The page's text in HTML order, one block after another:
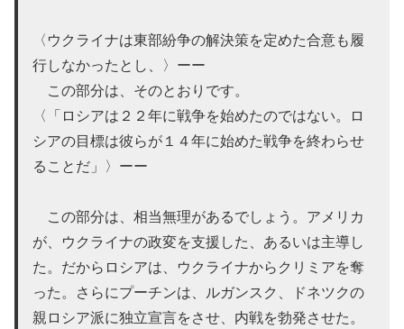
〈ウクライナは東部紛争の解決策を定めた合意も履
行しなかったとし、〉ーー
この部分は、そのとおりです。
〈「ロシアは２２年に戦争を始めたのではない。ロ
シアの目標は彼らが１４年に始めた戦争を終わらせ
ることだ」〉ーー
この部分は、相当無理があるでしょう。アメリカ
が、ウクライナの政変を支援した、あるいは主導し
た。だからロシアは、ウクライナからクリミアを奪
った。さらにプーチンは、ルガンスク、ドネツクの
親ロシア派に独立宣言をさせ、内戦を勃発させた。